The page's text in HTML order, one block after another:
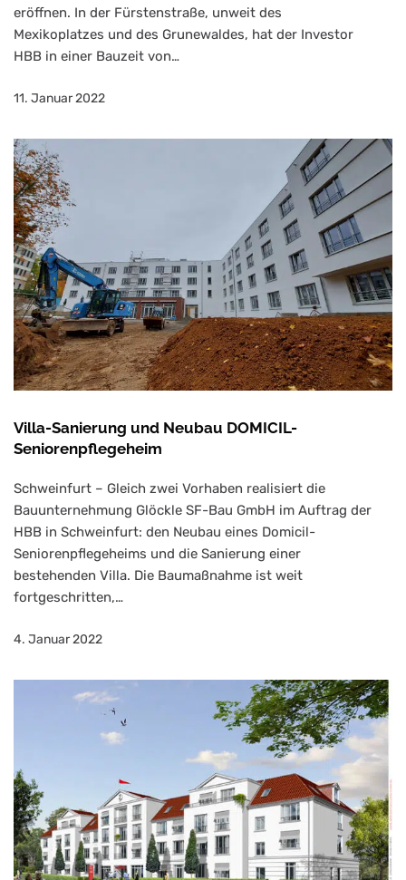
eröffnen. In der Fürstenstraße, unweit des
Mexikoplatzes und des Grunewaldes, hat der Investor
HBB in einer Bauzeit von…
11. Januar 2022
Villa-Sanierung und Neubau DOMICIL-
Seniorenpflegeheim
Schweinfurt – Gleich zwei Vorhaben realisiert die
Bauunternehmung Glöckle SF-Bau GmbH im Auftrag der
HBB in Schweinfurt: den Neubau eines Domicil-
Seniorenpflegeheims und die Sanierung einer
bestehenden Villa. Die Baumaßnahme ist weit
fortgeschritten,…
4. Januar 2022